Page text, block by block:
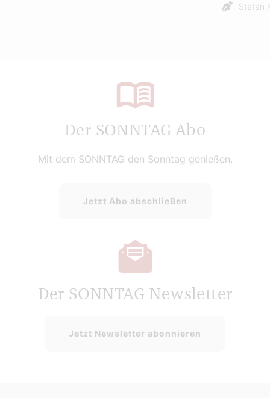
Stefan
Der SONNTAG Abo
Mit dem SONNTAG den Sonntag genießen.
Jetzt Abo abschließen
Der SONNTAG Newsletter
Jetzt Newsletter abonnieren